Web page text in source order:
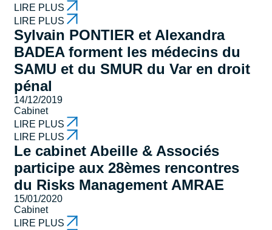
LIRE PLUS
LIRE PLUS
Sylvain PONTIER et Alexandra
BADEA forment les médecins du
SAMU et du SMUR du Var en droit
pénal
14/12/2019
Cabinet
LIRE PLUS
LIRE PLUS
Le cabinet Abeille & Associés
participe aux 28èmes rencontres
du Risks Management AMRAE
15/01/2020
Cabinet
LIRE PLUS